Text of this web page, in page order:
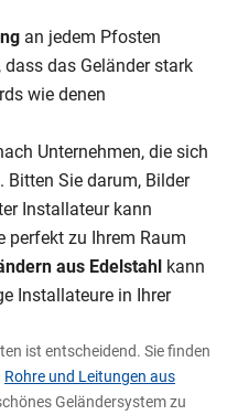
an jedem Pfosten
das Geländer stark
wie denen
Unternehmen, die sich
Bitten Sie darum, Bilder
Installateur kann
perfekt zu Ihrem Raum
aus Edelstahl kann
Installateure in Ihrer
ist entscheidend. Sie finden
Rohre und Leitungen aus
Geländersystem zu